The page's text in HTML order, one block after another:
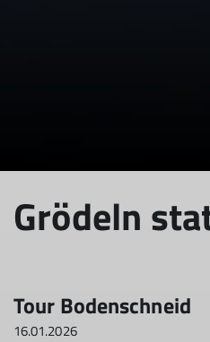
Grödeln
Tour Bodenschneid
16.01.2026